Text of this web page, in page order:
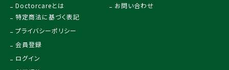
Doctorcareとは
お問い合わせ
特定商法に基づく表記
プライバシーポリシー
会員登録
ログイン